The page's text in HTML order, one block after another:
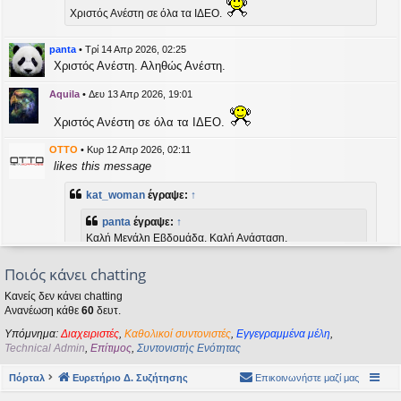
Χριστός Ανέστη σε όλα τα ΙΔΕΟ.
panta • Τρί 14 Απρ 2026, 02:25
Χριστός Ανέστη. Αληθώς Ανέστη.
Aquila • Δευ 13 Απρ 2026, 19:01
Χριστός Ανέστη σε όλα τα ΙΔΕΟ.
OTTO • Κυρ 12 Απρ 2026, 02:11
likes this message
kat_woman έγραψε: ↑
panta έγραψε: ↑
Καλή Μεγάλη Εβδομάδα. Καλή Ανάσταση.
Καλή Ανάσταση σε όλους!
kat_woman•Τετ 08 Απρ 2026, 14:21
pantaέγραψε:↑
Καλή Μεγάλη Εβδομάδα. Καλή Ανάσταση.
Καλή Ανάσταση σε όλους!
Ποιός κάνει chatting
Κανείς δεν κάνει chatting
Ανανέωση κάθε 60 δευτ.
Υπόμνημα: Διαχειριστές Καθολικοί συντονιστές Εγγεγραμμένα μέλη
Technical Admin Επίτιμος Συντονιστής Ενότητας
Πόρταλ Ευρετήριο Δ. Συζήτησης Επικοινωνήστε μαζί μας